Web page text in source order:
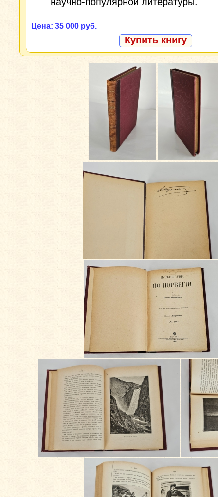
Цена: 35 000 руб.
Купить книгу